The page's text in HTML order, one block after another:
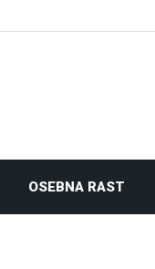
OSEBNA RAST